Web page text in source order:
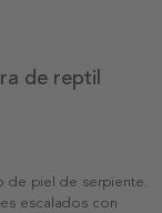
de reptil
de piel de serpiente.
escalados con